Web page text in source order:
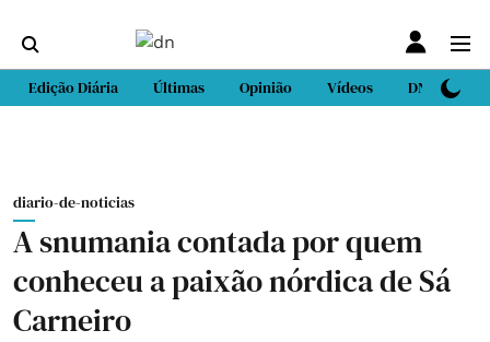
Edição Diária Últimas Opinião Vídeos DN Sport
diario-de-noticias
A snumania contada por quem
conheceu a paixão nórdica de Sá
Carneiro